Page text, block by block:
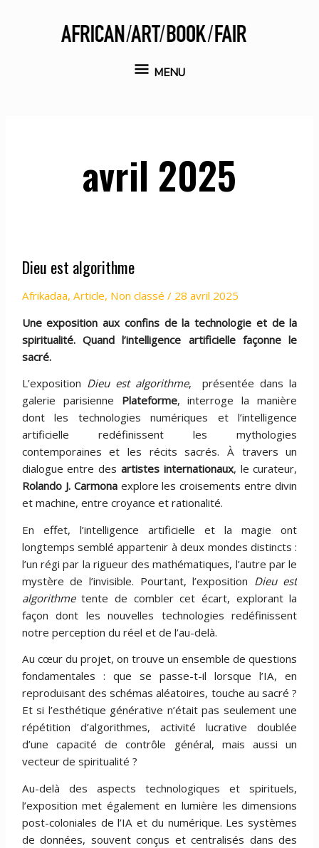
MENU
MENU
avril 2025
Dieu est algorithme
Afrikadaa, Article, Non classé / 28 avril 2025
Une exposition aux confins de la technologie et de la
spiritualité. Quand l’intelligence artificielle façonne le
sacré.
L’exposition Dieu est algorithme, présentée dans la
galerie parisienne Plateforme, interroge la manière
dont les technologies numériques et l’intelligence
artificielle redéfinissent les mythologies
contemporaines et les récits sacrés. À travers un
dialogue entre des artistes internationaux, le curateur,
Rolando J. Carmonaexplore les croisements entre divin
et machine, entre croyance et rationalité.
En effet, l’intelligence artificielle et la magie ont
longtemps semblé appartenir à deux mondes distincts :
l’un régi par la rigueur des mathématiques, l’autre par le
mystère de l’invisible. Pourtant, l’exposition Dieu est
algorithmetente de combler cet écart, explorant la
façon dont les nouvelles technologies redéfinissent
notre perception du réel et de l’au-delà.
Au cœur du projet, on trouve un ensemble de questions
fondamentales : que se passe-t-il lorsque l’IA, en
reproduisant des schémas aléatoires, touche au sacré ?
Et si l’esthétique générative n’était pas seulement une
répétition d’algorithmes, activité lucrative doublée
d’une capacité de contrôle général, mais aussi un
vecteur de spiritualité ?
Au-delà des aspects technologiques et spirituels,
l’exposition met également en lumière les dimensions
post-coloniales de l’IA et du numérique. Les systèmes
de données, souvent conçus et centralisés dans des